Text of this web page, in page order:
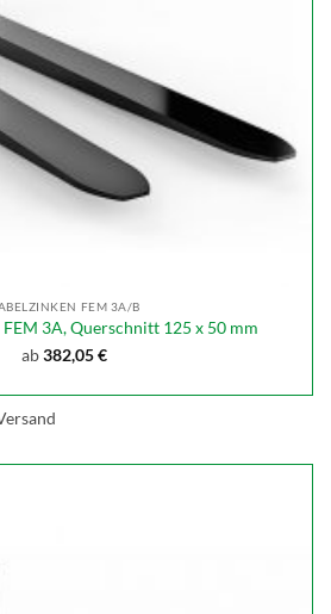
FEM 3A/B
FEM 3A, Querschnitt 125 x 50 mm
ab382,05€